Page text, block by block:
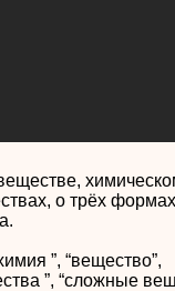
о трёх формах
”, “вещество”,
”, “сложные